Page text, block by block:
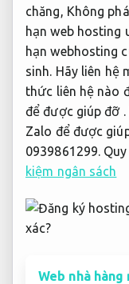
chăng, Không
hạn web hosting
hạn webhosting
sinh. Hãy liên hệ
thức liên hệ nào
để được giúp đỡ .
Zalo để được
0939861299.
kiệm ngân sách
Web nhà hàng